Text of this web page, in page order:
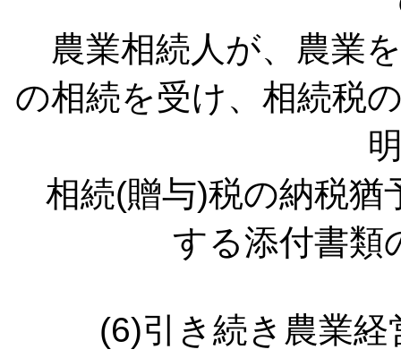
農業相続人が、農業
の相続を受け、相続税
相続(贈与)税の納税猶
する添付書類
(6)引き続き農業